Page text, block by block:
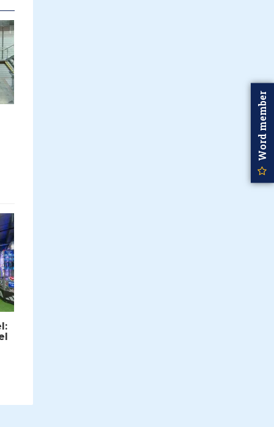
Word member